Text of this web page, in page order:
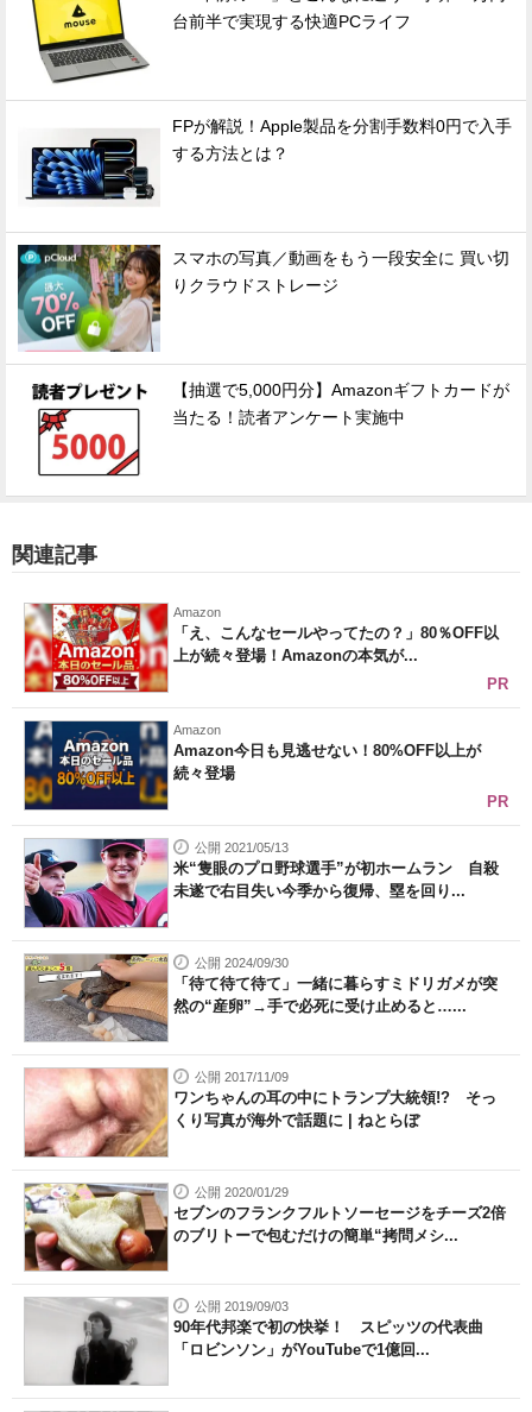
台前半で実現する快適PCライフ
FPが解説！Apple製品を分割手数料0円で入手
する方法とは？
スマホの写真／動画をもう一段安全に 買い切
りクラウドストレージ
【抽選で5,000円分】Amazonギフトカードが
当たる！読者アンケート実施中
関連記事
Amazon
「え、こんなセールやってたの？」80％OFF以
上が続々登場！Amazonの本気が...
PR
Amazon
Amazon今日も見逃せない！80%OFF以上が
続々登場
PR
公開 2021/05/13
米“隻眼のプロ野球選手”が初ホームラン 自殺
未遂で右目失い今季から復帰、塁を回り...
公開 2024/09/30
「待て待て待て」一緒に暮らすミドリガメが突
然の“産卵”→手で必死に受け止めると…...
公開 2017/11/09
ワンちゃんの耳の中にトランプ大統領!? そっ
くり写真が海外で話題に | ねとらぼ
公開 2020/01/29
セブンのフランクフルトソーセージをチーズ2倍
のブリトーで包むだけの簡単“拷問メシ...
公開 2019/09/03
90年代邦楽で初の快挙！ スピッツの代表曲
「ロビンソン」がYouTubeで1億回...